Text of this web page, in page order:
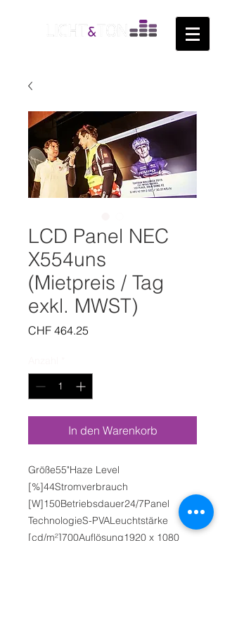
LCD Panel NEC
X554uns
(Mietpreis / Tag
exkl. MWST)
CHF 464.25
In den Warenkorb
Größe55"Haze Level
[%]44Stromverbrauch
[W]150Betriebsdauer24/7Panel
TechnologieS-PVALeuchtstärke
[cd/m²]700Auflösung1920 x 1080